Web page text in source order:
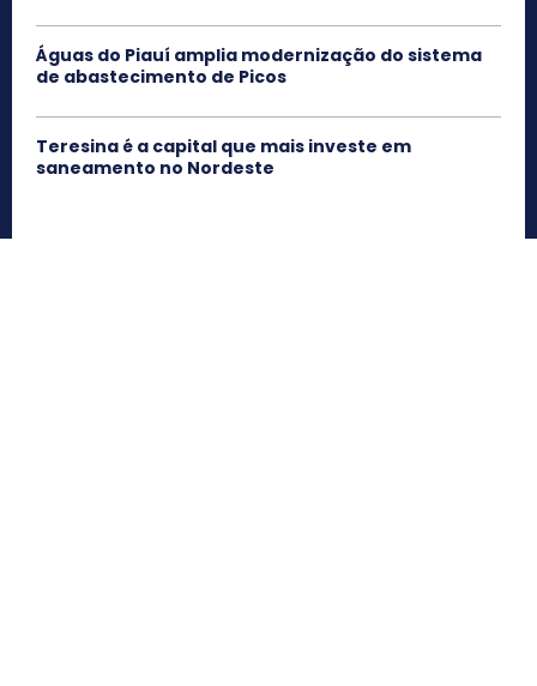
Águas do Piauí amplia modernização do sistema
de abastecimento de Picos
Teresina é a capital que mais investe em
saneamento no Nordeste